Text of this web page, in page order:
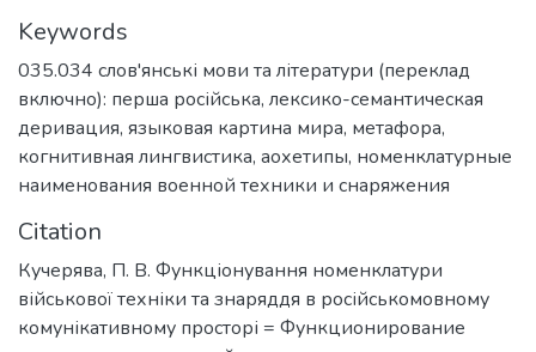
Keywords
035.034 слов'янські мови та літератури (переклад
включно): перша російська, лексико-семантическая
деривация, языковая картина мира, метафора,
когнитивная лингвистика, аохетипы, номенклатурные
наименования военной техники и снаряжения
Citation
Кучерява, П. В. Функціонування номенклатури
військової техніки та знаряддя в російськомовному
комунікативному просторі = Функционирование